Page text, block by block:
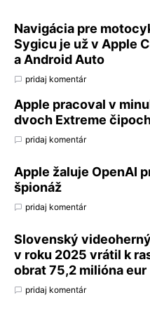
Navigácia pre
Sygicu je už v Apple
a Android Auto
pridaj komentár
Apple pracoval v
dvoch Extreme
pridaj komentár
Apple žaluje OpenAI
špionáž
pridaj komentár
Slovenský
v roku 2025 vrátil k
obrat 75,2 milióna eur
pridaj komentár